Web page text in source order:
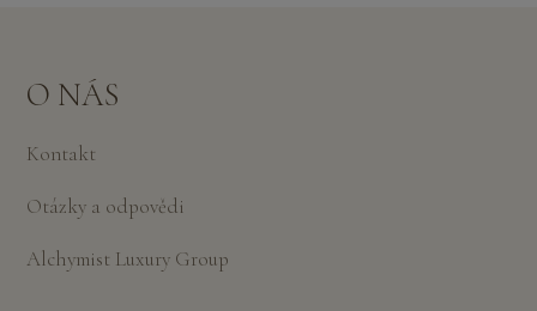
O NÁS
Kontakt
Otázky a odpovědi
Alchymist Luxury Group